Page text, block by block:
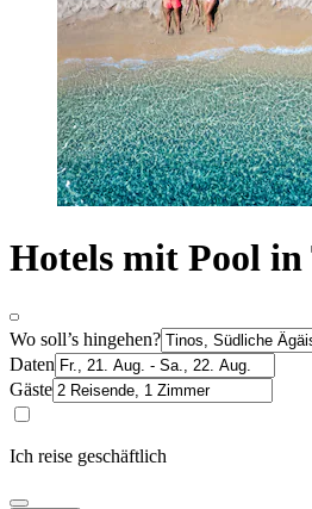
Hotels mit Pool in
Wo soll’s hingehen?
Daten
Gäste
Ich reise geschäftlich